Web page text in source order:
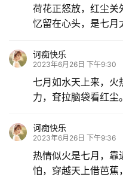
荷花正怒放，红尘关
忆留在心头，是七月
诃痴快乐
2023年6月26日 下午9:30
七月如水天上来，火
力，耷拉脑袋看红尘。
诃痴快乐
2023年6月26日 下午9:36
热情似火是七月，靠
怕，穿越天上借芭蕉